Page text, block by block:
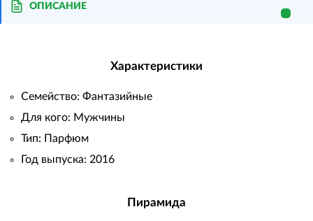
ОПИСАНИЕ
Характеристики
Семейство: Фантазийные
Для кого: Мужчины
Тип: Парфюм
Год выпуска: 2016
Пирамида